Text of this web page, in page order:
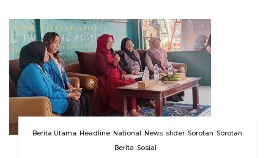
Berita Utama Headline National News slider Sorotan Sorotan
Berita Sosial